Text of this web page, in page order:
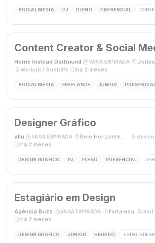
SOCIAL MEDIA PJ PLENO PRESENCIAL
Content Creator & Social
Home Instead Dortmund VAGA EXPIRADA
Minijob / Aushilfe
há 2 meses
SOCIAL MEDIA FREELANCE JÚNIOR PRESENCIAL
Designer Gráfico
allu VAGA EXPIRADA Belo Horizonte, MG, Brasil
há 2 meses
DESIGN GRÁFICO PJ PLENO PRESENCIAL
Estagiário em Design
Agência Buzz VAGA EXPIRADA Fortaleza, Brasil
há 2 meses
DESIGN GRÁFICO JÚNIOR HÍBRIDO ESTÁGIO